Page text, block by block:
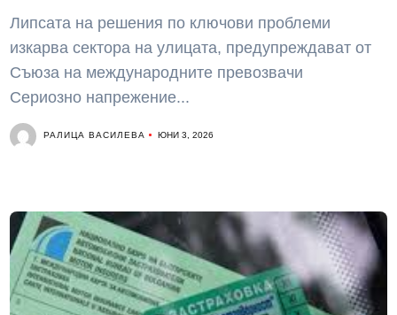
Липсата на решения по ключови проблеми
изкарва сектора на улицата, предупреждават от
Съюза на международните превозвачи
Сериозно напрежение...
РАЛИЦА ВАСИЛЕВА ЮНИ 3, 2026